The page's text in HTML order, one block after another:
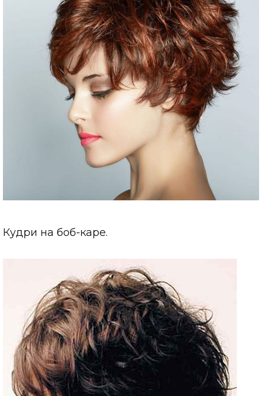
Кудри на боб-каре.